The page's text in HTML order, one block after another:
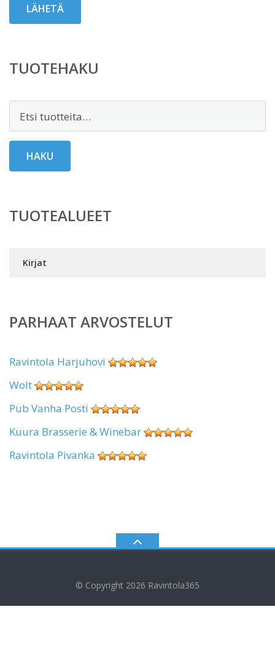
TUOTEHAKU
HAKU
TUOTEALUEET
Kirjat
PARHAAT ARVOSTELUT
Ravintola Harjuhovi
Wolt
Pub Vanha Posti
Kuura Brasserie & Winebar
Ravintola Pivanka
© Copyright 2026 Ravintola365